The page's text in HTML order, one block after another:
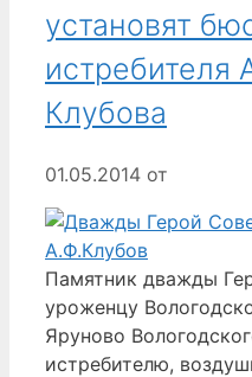
установят
истребителя
Клубова
01.05.2014 от
Памятник дважды
уроженцу
Яруново
истребителю,